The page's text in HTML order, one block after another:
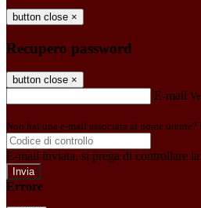
button close ×
Recupero password
button close ×
E-mail
Non hai una e-mail associata al nome
E-mail inviata, si prega di controllare
Errore